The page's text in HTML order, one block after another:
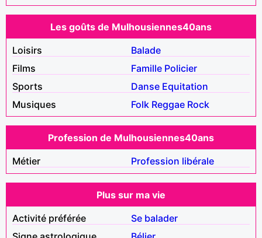
Les goûts de Mulhousiennes40ans
Loisirs
Balade
Films
Famille Policier
Sports
Danse Equitation
Musiques
Folk Reggae Rock
Profession de Mulhousiennes40ans
Métier
Profession libérale
Plus sur ma vie
Activité préférée
Se balader